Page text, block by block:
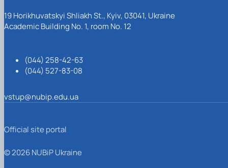
19 Horikhuvatskyi Shliakh St., Kyiv, 03041, Ukraine
Academic Building No. 1, room No. 12
(044) 258-42-63
(044) 527-83-08
vstup@nubip.edu.ua
Official site portal
© 2026 NUBiP Ukraine